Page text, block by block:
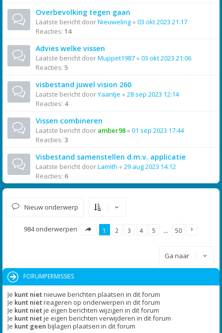
Overbevolking tegen gaan
Laatste bericht doorNieuweling « 03 okt 2023 21:17
Reacties: 14
Advies welke vissen
Laatste bericht doorMuppet1987 « 03 okt 2023 21:06
Reacties: 5
visbestand juwel vision 260
Laatste bericht doorYaantje « 28 sep 2023 12:14
Reacties: 4
Vissen combineren
Laatste bericht door amber98« 01 sep 2023 17:44
Reacties: 3
Visbestand samenstellen d.m.v. applicatie
Laatste bericht doorLamith « 29 aug 2023 14:12
Reacties: 6
Nieuw onderwerp
984 onderwerpen 1 2 3 4 5 … 50
Ga naar
FORUMPERMISSIES
Je kunt nietnieuwe berichten plaatsen in dit forum
Je kunt nietreageren op onderwerpen in dit forum
Je kunt nietje eigen berichten wijzigen in dit forum
Je kunt nietje eigen berichten verwijderen in dit forum
Je kunt geen bijlagen plaatsen in dit forum